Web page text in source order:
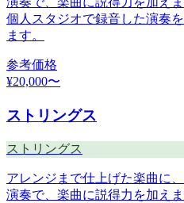
個人スタジオで録音した演奏
ます。
参考価格
¥20,000〜
ストリングス
ストリングス
アレンジまで仕上げた楽曲に
演奏で、楽曲に説得力を加え